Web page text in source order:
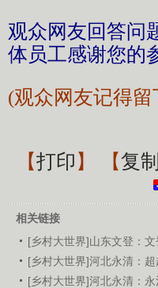
观众网友回答问
体员工感谢您的
(观众网友记得
【打印 】 【复
相关链接
[乡村大世界]山东文登：
[乡村大世界]河北永清：
[乡村大世界]河北永清：